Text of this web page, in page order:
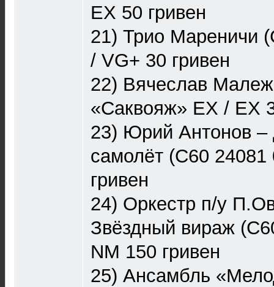
EX 50 гривен
21) Трио Мареничи
/ VG+ 30 гривен
22) Вячеслав
«Саквояж» EX / EX
23) Юрий Антонов –
самолёт (С60
гривен
24) Оркестр п/у
Звёздный вираж
NM 150 гривен
25) Ансамбль